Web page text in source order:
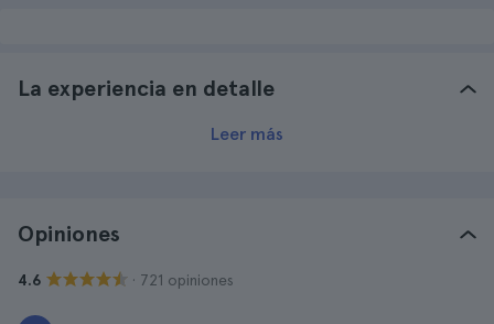
La experiencia en detalle
Leer más
Opiniones
4.6 · 721 opiniones